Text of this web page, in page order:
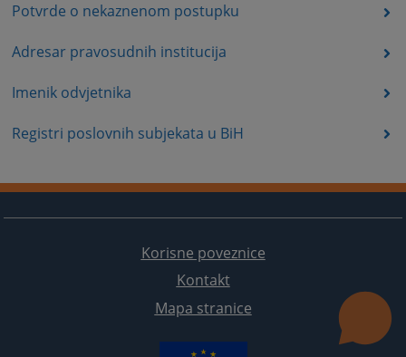
Potvrde o nekaznenom postupku
Adresar pravosudnih institucija
Imenik odvjetnika
Registri poslovnih subjekata u BiH
Korisne poveznice
Kontakt
Mapa stranice